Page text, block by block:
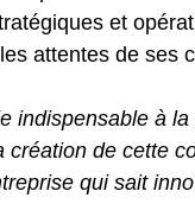
et
attentes de
indispensable
de cette
qui sait